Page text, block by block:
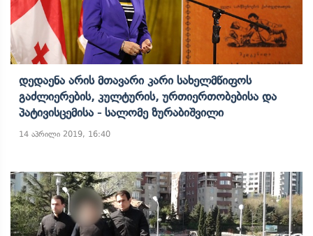
Დედაენა Არის Მთავარი Კარი Სახელმწიფოს
Გაძლიერების, Კულტურის, Ურთიერთობებისა Და
Პატივისცემისა - Სალომე Ზურაბიშვილი
14 აპრილი 2019, 16:40